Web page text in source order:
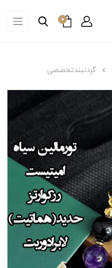
0
گردنبند‌تخصصی